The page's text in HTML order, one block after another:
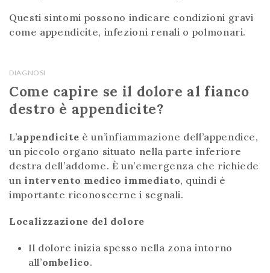
Questi sintomi possono indicare condizioni gravi
come appendicite, infezioni renali o polmonari.
DIAGNOSI
Come capire se il dolore al fianco
destro è appendicite?
L’appendicite è un’infiammazione dell’appendice,
un piccolo organo situato nella parte inferiore
destra dell’addome. È un’emergenza che richiede
un intervento medico immediato, quindi è
importante riconoscerne i segnali.
Localizzazione del dolore
Il dolore inizia spesso nella zona intorno
all’ombelico.